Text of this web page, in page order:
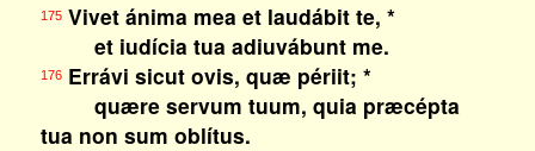
175Vivet ánima mea et laudábit te, *
et iudícia tua adiuvábunt me.
176Errávi sicut ovis, quæ périit; *
quære servum tuum, quia præcépta
tua non sum oblítus.